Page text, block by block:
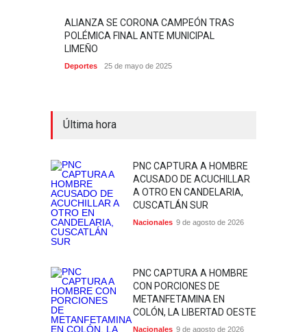
ALIANZA SE CORONA CAMPEÓN TRAS
POLÉMICA FINAL ANTE MUNICIPAL
LIMEÑO
Deportes 25 de mayo de 2025
Última hora
PNC CAPTURA A HOMBRE
ACUSADO DE ACUCHILLAR
A OTRO EN CANDELARIA,
CUSCATLÁN SUR
Nacionales 9 de agosto de 2026
PNC CAPTURA A HOMBRE
CON PORCIONES DE
METANFETAMINA EN
COLÓN, LA LIBERTAD OESTE
Nacionales 9 de agosto de 2026